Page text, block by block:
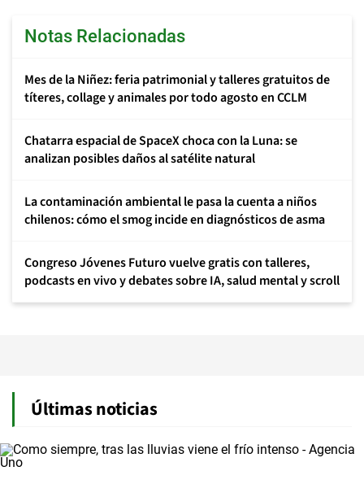
Notas Relacionadas
Mes de la Niñez: feria patrimonial y talleres gratuitos de
títeres, collage y animales por todo agosto en CCLM
Chatarra espacial de SpaceX choca con la Luna: se
analizan posibles daños al satélite natural
La contaminación ambiental le pasa la cuenta a niños
chilenos: cómo el smog incide en diagnósticos de asma
Congreso Jóvenes Futuro vuelve gratis con talleres,
podcasts en vivo y debates sobre IA, salud mental y scroll
Últimas noticias